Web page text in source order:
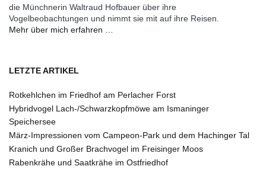
die Münchnerin Waltraud Hofbauer über ihre
Vogelbeobachtungen und nimmt sie mit auf ihre Reisen.
Mehr über mich erfahren …
LETZTE ARTIKEL
Rotkehlchen im Friedhof am Perlacher Forst
Hybridvogel Lach-/Schwarzkopfmöwe am Ismaninger
Speichersee
März-Impressionen vom Campeon-Park und dem Hachinger Tal
Kranich und Großer Brachvogel im Freisinger Moos
Rabenkrähe und Saatkrähe im Ostfriedhof